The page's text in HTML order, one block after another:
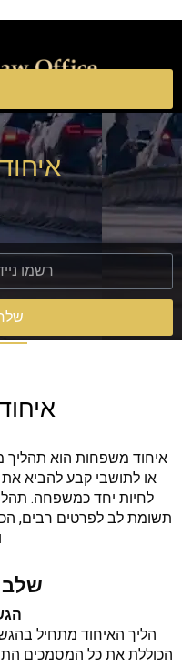
איחוד משפחות הוא
או לתושבי קבע להביא את
לחיות יחד כמשפחה.
תשומת לב לפרטים רבים,
הליך האיחוד מתחיל
הכוללת את כל המסמכים